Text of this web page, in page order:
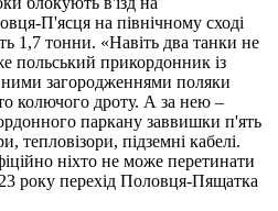
П'ясця на північному сході
1,7 тонни. «Навіть два танки не
польський прикордонник із
загородженнями поляки
колючого дроту. А за нею –
паркану заввишки п'ять
тепловізори, підземні кабелі.
ніхто не може перетинати
року перехід Половця-Пящатка